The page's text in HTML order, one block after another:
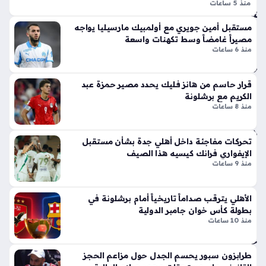
ر
الج
دل
بإ
لا
ق
أيق
ها
الج
دي
دة
ت
الإث
ني
شر
أس
تع
داد
للم
و
س
م
الج
د
منذ
سا
ن
جا
ت
منذ 5 ساعات
قراراً حازماً بتفعيل اللائحة الداخلية بصرامة لضبط إيقاع العمل
داخل صفوف الفريق، إذ يأتي هذا التوجه ليعكس رغبة الجهاز الفني
مستقبل أمين جويري مع أولمبيك مارسيليا يواجه
مصيراً غامضاً وسط تكهنات واسعة
منذ 6 ساعات
قرار حاسم من هانز فليك يحدد مصير حمزة عبد
الكريم مع برشلونة
منذ 8 ساعات
تحركات مفاجئة داخل أهلي جدة بشأن مستقبل
الإيفواري فرانك كيسيه هذا الصيف
منذ 9 ساعات
الأهلي يترقب صداماً تاريخياً أمام برشلونة في
بطولة كأس خوان جامبر الدولية
منذ 10 ساعات
طرابزون سبور يحسم الجدل حول مزاعم الحجز